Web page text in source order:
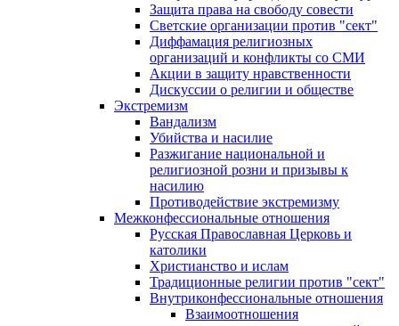
Защита права на свободу совести
Светские организации против "сект"
Диффамация религиозных
организаций и конфликты со СМИ
Акции в защиту нравственности
Дискуссии о религии и обществе
Экстремизм
Вандализм
Убийства и насилие
Разжигание национальной и
религиозной розни и призывы к
насилию
Противодействие экстремизму
Межконфессиональные отношения
Русская Православная Церковь и
католики
Христианство и ислам
Традиционные религии против "сект"
Внутриконфессиональные отношения
Взаимоотношения